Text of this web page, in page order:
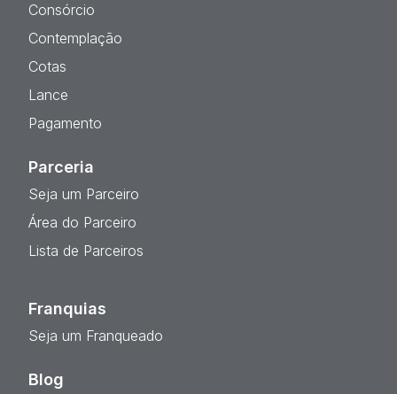
Consórcio
Contemplação
Cotas
Lance
Pagamento
Parceria
Seja um Parceiro
Área do Parceiro
Lista de Parceiros
Franquias
Seja um Franqueado
Blog